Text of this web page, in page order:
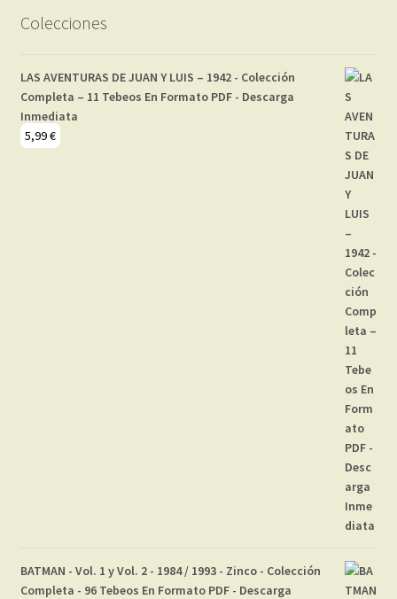
Colecciones
LAS AVENTURAS DE JUAN Y LUIS – 1942 - Colección
Completa – 11 Tebeos En Formato PDF - Descarga
Inmediata
5,99€
BATMAN - Vol. 1 y Vol. 2 - 1984 / 1993 - Zinco - Colección
Completa - 96 Tebeos En Formato PDF - Descarga